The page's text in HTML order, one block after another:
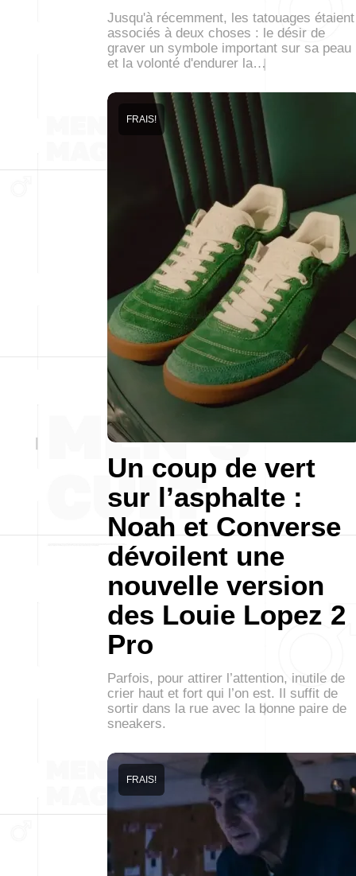
Jusqu'à récemment, les tatouages étaient
associés à deux choses : le désir de
graver un symbole important sur sa peau
et la volonté d'endurer la…
Un coup de vert
sur l’asphalte :
Noah et Converse
dévoilent une
nouvelle version
des Louie Lopez 2
Pro
FRAIS!
Parfois, pour attirer l’attention, inutile de
crier haut et fort qui l’on est. Il suffit de
sortir dans la rue avec la bonne paire de
sneakers.
FRAIS!